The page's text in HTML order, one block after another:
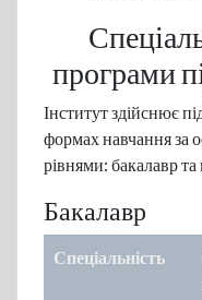
програми
Інститут здійснює
формах навчання за
рівнями: бакалавр та
Бакалавр
Спеціальність